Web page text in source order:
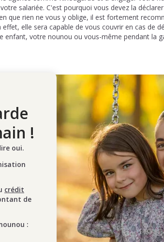
salariée. C'est pourquoi vous devez la
que rien ne vous y oblige, il est fortement
elle sera capable de vous couvrir en cas de
enfant, votre nounou ou vous-même pendant la
!
oui.
crédit
de
: